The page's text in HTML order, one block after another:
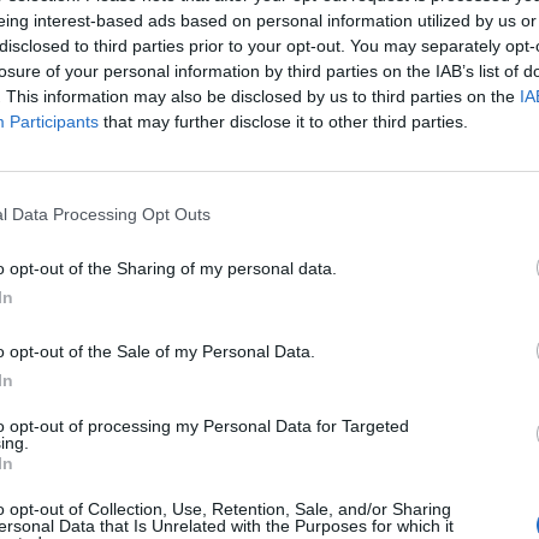
interest-based ads based on personal information utilized by us
to third parties prior to your opt-out. You may separately
of your personal information by third parties on the IAB’s list of
This information may also be disclosed by us to third parties on the
Participants that may further disclose it to other third parties.
Data Processing Opt Outs
opt-out of the Sharing of my personal data.
opt-out of the Sale of my Personal Data.
opt-out of processing my Personal Data for Targeted
opt-out of Collection, Use, Retention, Sale, and/or Sharing
Data that Is Unrelated with the Purposes for which it
ismét a rekordok éve lesz ingatlanbefektetési
várhatóan több nagy ügylet lezárul majd
és kelet-európai ingatlanokba 1998 óta eszközölt
10 milliárd eurót, az idén kötött ügyletek összértéke mintegy
a Közép- és Kelet-Európába irányuló...
portfolio.hu hírarchívumához tartozik, melynek olvasása
tartalmazza:
cikkarchívum
elmúlt 2 év napon belüli